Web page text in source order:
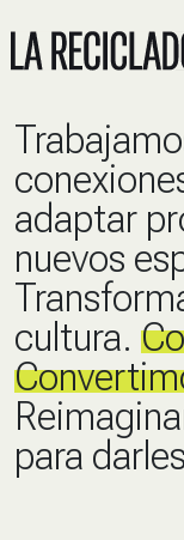
adaptar
nuevos
cultura.
para